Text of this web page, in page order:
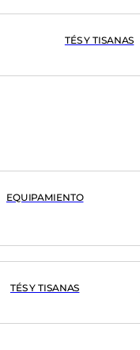
TÉS Y TISANAS
EQUIPAMIENTO
TÉS Y TISANAS